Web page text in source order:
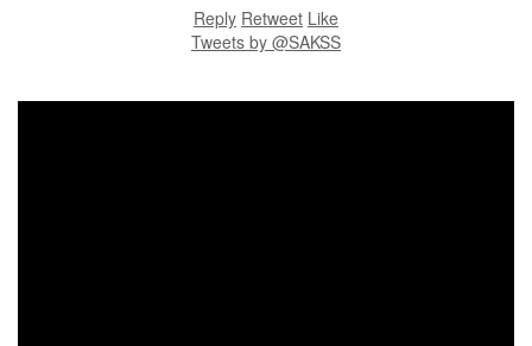
Reply Retweet Like
Tweets by @SAKSS